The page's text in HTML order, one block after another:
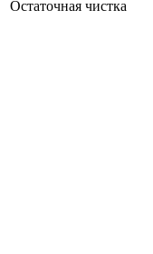
Остаточная чистка